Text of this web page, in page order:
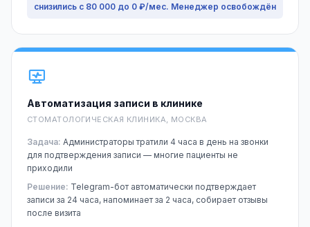
снизились с 80 000 до 0 ₽/мес. Менеджер освобождён
Автоматизация записи в клинике
СТОМАТОЛОГИЧЕСКАЯ КЛИНИКА, МОСКВА
Задача: Администраторы тратили 4 часа в день на звонки
для подтверждения записи — многие пациенты не
приходили
Решение: Telegram-бот автоматически подтверждает
записи за 24 часа, напоминает за 2 часа, собирает отзывы
после визита